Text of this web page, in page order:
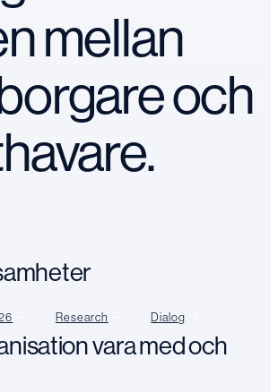
mellan
och
Research Dialog
vara med och